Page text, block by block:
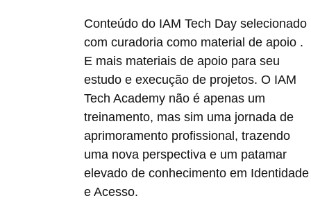
Conteúdo do IAM Tech Day selecionado
com curadoria como material de apoio .
E mais materiais de apoio para seu
estudo e execução de projetos. O IAM
Tech Academy não é apenas um
treinamento, mas sim uma jornada de
aprimoramento profissional, trazendo
uma nova perspectiva e um patamar
elevado de conhecimento em Identidade
e Acesso.